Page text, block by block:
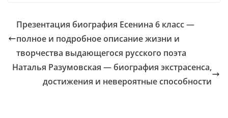
Презентация биография Есенина 6 класс —
полное и подробное описание жизни и
творчества выдающегося русского поэта
Наталья Разумовская — биография экстрасенса,
достижения и невероятные способности